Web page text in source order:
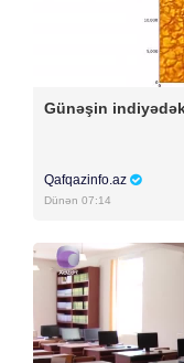
Günəşin
Qafqazinfo.az
Dünən 07:14